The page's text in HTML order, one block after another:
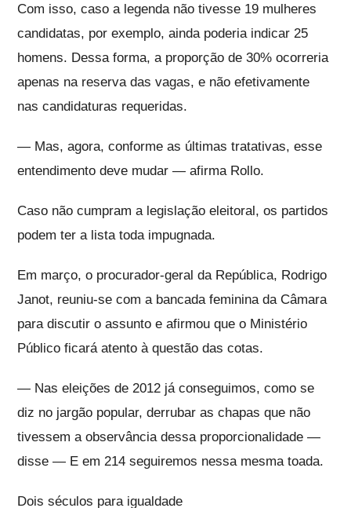
Com isso, caso a legenda não tivesse 19 mulheres
candidatas, por exemplo, ainda poderia indicar 25
homens. Dessa forma, a proporção de 30% ocorreria
apenas na reserva das vagas, e não efetivamente
nas candidaturas requeridas.
— Mas, agora, conforme as últimas tratativas, esse
entendimento deve mudar — afirma Rollo.
Caso não cumpram a legislação eleitoral, os partidos
podem ter a lista toda impugnada.
Em março, o procurador-geral da República, Rodrigo
Janot, reuniu-se com a bancada feminina da Câmara
para discutir o assunto e afirmou que o Ministério
Público ficará atento à questão das cotas.
— Nas eleições de 2012 já conseguimos, como se
diz no jargão popular, derrubar as chapas que não
tivessem a observância dessa proporcionalidade —
disse — E em 214 seguiremos nessa mesma toada.
Dois séculos para igualdade